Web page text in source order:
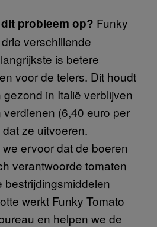
probleem op? Funky
verschillende
is betere
voor de telers. Dit houdt
in Italië verblijven
(6,40 euro per
ze uitvoeren.
ervoor dat de boeren
verantwoorde tomaten
werkt Funky Tomato
en helpen we de